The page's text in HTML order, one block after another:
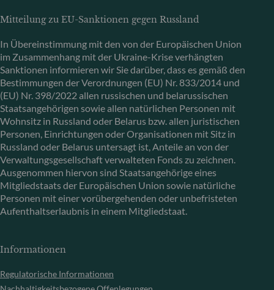
Mitteilung zu EU-Sanktionen gegen Russland
In Übereinstimmung mit den von der Europäischen Union
im Zusammenhang mit der Ukraine-Krise verhängten
Sanktionen informieren wir Sie darüber, dass es gemäß den
Bestimmungen der Verordnungen (EU) Nr. 833/2014 und
(EU) Nr. 398/2022 allen russischen und belarussischen
Staatsangehörigen sowie allen natürlichen Personen mit
Wohnsitz in Russland oder Belarus bzw. allen juristischen
Personen, Einrichtungen oder Organisationen mit Sitz in
Russland oder Belarus untersagt ist, Anteile an von der
Verwaltungsgesellschaft verwalteten Fonds zu zeichnen.
Ausgenommen hiervon sind Staatsangehörige eines
Mitgliedstaats der Europäischen Union sowie natürliche
Personen mit einer vorübergehenden oder unbefristeten
Aufenthaltserlaubnis in einem Mitgliedstaat.
Informationen
Regulatorische Informationen